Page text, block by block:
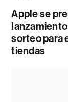
Apple se
sorteo para
tiendas